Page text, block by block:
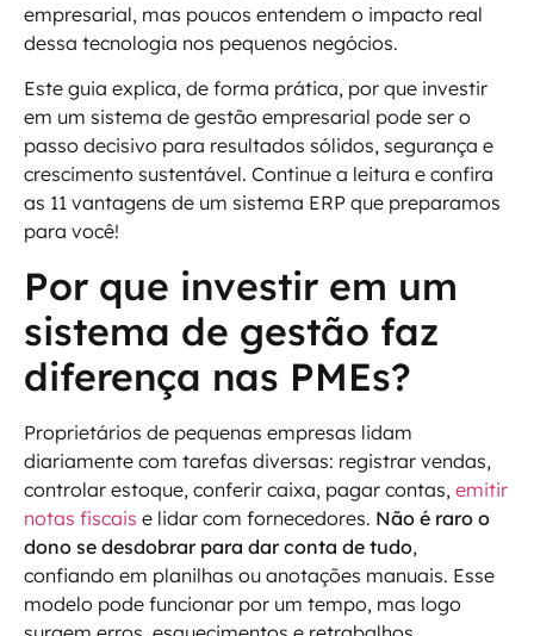
empresarial, mas poucos entendem o impacto real
dessa tecnologia nos pequenos negócios.
Este guia explica, de forma prática, por que investir
em um sistema de gestão empresarial pode ser o
passo decisivo para resultados sólidos, segurança e
crescimento sustentável. Continue a leitura e confira
as 11 vantagens de um sistema ERP que preparamos
para você!
Por que investir em um
sistema de gestão faz
diferença nas PMEs?
Proprietários de pequenas empresas lidam
diariamente com tarefas diversas: registrar vendas,
controlar estoque, conferir caixa, pagar contas, emitir
notas fiscais e lidar com fornecedores. Não é raro o
dono se desdobrar para dar conta de tudo,
confiando em planilhas ou anotações manuais. Esse
modelo pode funcionar por um tempo, mas logo